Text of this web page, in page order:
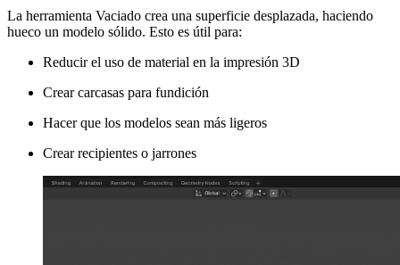
La herramienta Vaciado crea una superficie desplazada, haciendo
hueco un modelo sólido. Esto es útil para:
Reducir el uso de material en la impresión 3D
Crear carcasas para fundición
Hacer que los modelos sean más ligeros
Crear recipientes o jarrones